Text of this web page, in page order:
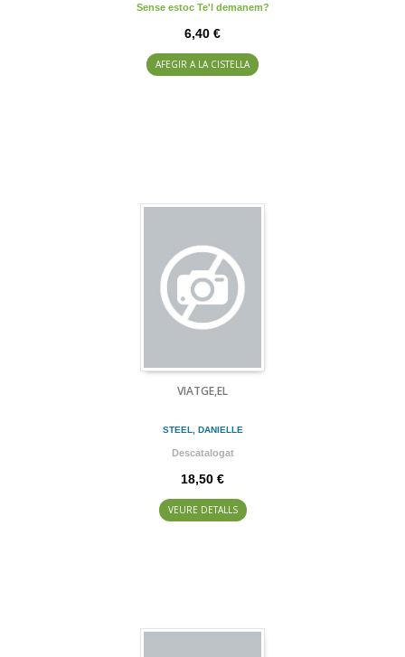
Sense estoc Te'l demanem?
6,40 €
AFEGIR A LA CISTELLA
VIATGE,EL
STEEL, DANIELLE
Descatalogat
18,50 €
VEURE DETALLS